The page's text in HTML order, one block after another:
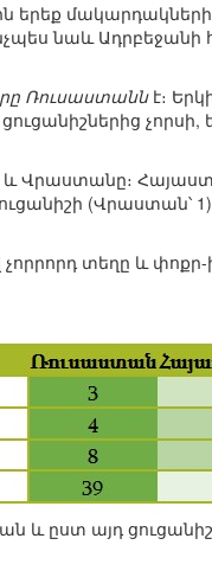
մակարդակների
նաև
Ռուսաստաննէ։
և Վրաստանը։
(Վրաստան՝
տեղը և փոքր-
ըստ այդ